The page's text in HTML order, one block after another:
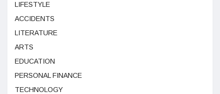
LIFESTYLE
ACCIDENTS
LITERATURE
ARTS
EDUCATION
PERSONAL FINANCE
TECHNOLOGY